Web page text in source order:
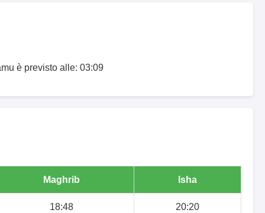
è previsto alle: 03:09
Maghrib Isha
18:48 20:20